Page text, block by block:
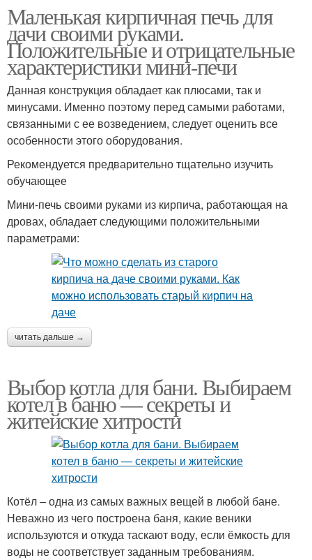
Маленькая кирпичная печь для
дачи своими руками.
Положительные и отрицательные
характеристики мини-печи
Данная конструкция обладает как плюсами, так и
минусами. Именно поэтому перед самыми работами,
связанными с ее возведением, следует оценить все
особенности этого оборудования.
Рекомендуется предварительно тщательно изучить
обучающее
Мини-печь своими руками из кирпича, работающая на
дровах, обладает следующими положительными
параметрами:
читать дальше →
Выбор котла для бани. Выбираем
котел в баню — секреты и
житейские хитрости
Котёл – одна из самых важных вещей в любой бане.
Неважно из чего построена баня, какие веники
используются и откуда таскают воду, если ёмкость для
воды не соответствует заданным требованиям.